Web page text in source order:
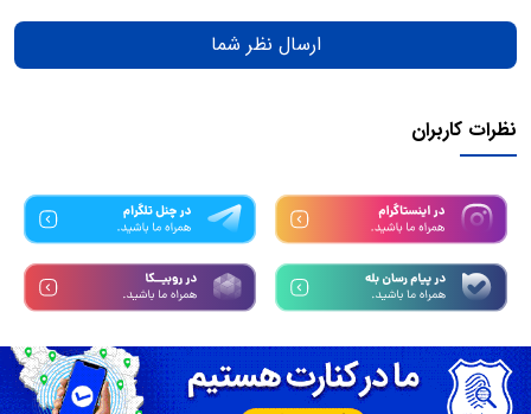
ارسال نظر شما
نظرات کاربران
تمامی حقوق مادی و معنوی این سرویس متعلق به سامانههمیاب24 میباشد.